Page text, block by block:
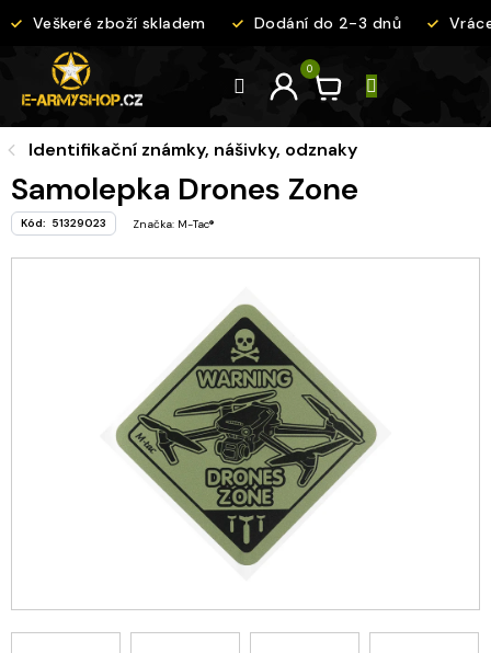
na
Veškeré zboží skladem Dodání do 2-3 dnů
Identifikační známky, nášivky, odznaky
Samolepka Drones Zone
Kód: 51329023 Značka: M-Tac®